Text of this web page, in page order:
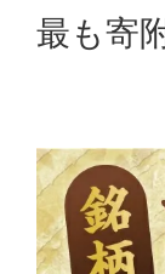
最も寄